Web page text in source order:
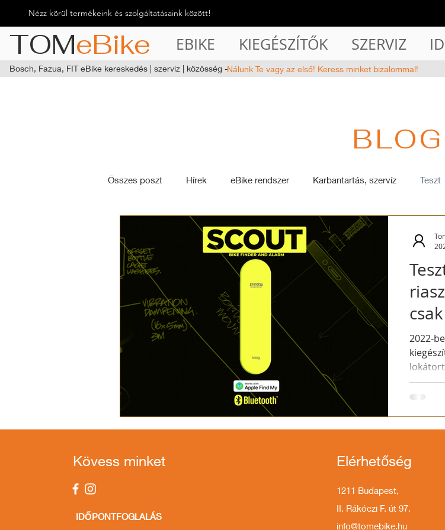
Nézz körül termékeink és szolgáltatásaink között!
EBIKE KIEGÉSZÍTŐK SZERVIZ
Bosch, Fazua, FIT eBike kereskedés | szerviz | közösség -Nálunk Te vagy az első! Keress minket bizalommal!
TOMeBike
BLOG
Összes poszt Hírek eBike rendszer Karbantartás, szervíz Teszt
2022-
Kövess minket
IDŐPONTFOGLALÁS
Elérhetőség
1211 Budapest,
II. Rákóczi F. út 97.
info@tomebike.hu